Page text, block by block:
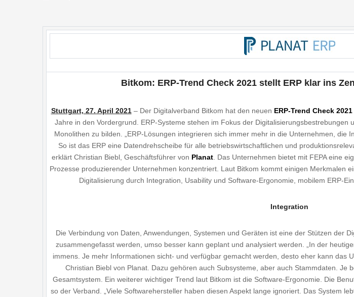
Bitkom: ERP-Trend Check 2021 stellt ERP klar ins
Stuttgart, 27. April 2021 – Der Digitalverband Bitkom hat den neuen ERP-Trend Check 2021
Jahre in den Vordergrund. ERP-Systeme stehen im Fokus der Digitalisierungsbestrebungen
Monolithen zu bilden. „ERP-Lösungen integrieren sich immer mehr in die Unternehmen, die
So ist das ERP eine Datendrehscheibe für alle betriebswirtschaftlichen und
erklärt Christian Biebl, Geschäftsführer von Planat. Das Unternehmen bietet mit FEPA eine
Prozesse produzierender Unternehmen konzentriert. Laut Bitkom kommt einigen Merkmalen
Digitalisierung durch Integration, Usability und Software-Ergonomie, mobilem ERP-
Integration
Die Verbindung von Daten, Anwendungen, Systemen und Geräten ist eine der Stützen der
zusammengefasst werden, umso besser kann geplant und analysiert werden. „In der
immens. Je mehr Informationen sicht- und verfügbar gemacht werden, desto eher kann das
Christian Biebl von Planat. Dazu gehören auch Subsysteme, aber auch Stammdaten. Je
Gesamtsystem. Ein weiterer wichtiger Trend laut Bitkom ist die Software-Ergonomie. Die
so der Verband. „Viele Softwarehersteller haben diesen Aspekt lange ignoriert. Das System